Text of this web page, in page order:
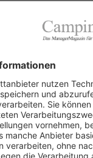
ein
wir ein
zusammen
Struktur in
Netzwerk
unsere
viele
Hamburg aus, hat
und einfacher. Die
auf die